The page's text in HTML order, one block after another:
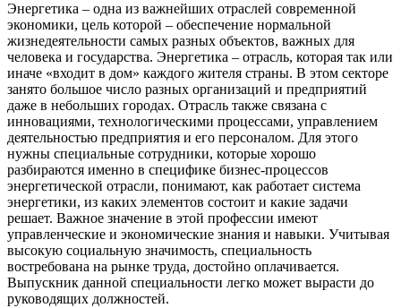
Энергетика – одна из важнейших отраслей современной
экономики, цель которой – обеспечение нормальной
жизнедеятельности самых разных объектов, важных для
человека и государства. Энергетика – отрасль, которая так или
иначе «входит в дом» каждого жителя страны. В этом секторе
занято большое число разных организаций и предприятий
даже в небольших городах. Отрасль также связана с
инновациями, технологическими процессами, управлением
деятельностью предприятия и его персоналом. Для этого
нужны специальные сотрудники, которые хорошо
разбираются именно в специфике бизнес-процессов
энергетической отрасли, понимают, как работает система
энергетики, из каких элементов состоит и какие задачи
решает. Важное значение в этой профессии имеют
управленческие и экономические знания и навыки. Учитывая
высокую социальную значимость, специальность
востребована на рынке труда, достойно оплачивается.
Выпускник данной специальности легко может вырасти до
руководящих должностей.